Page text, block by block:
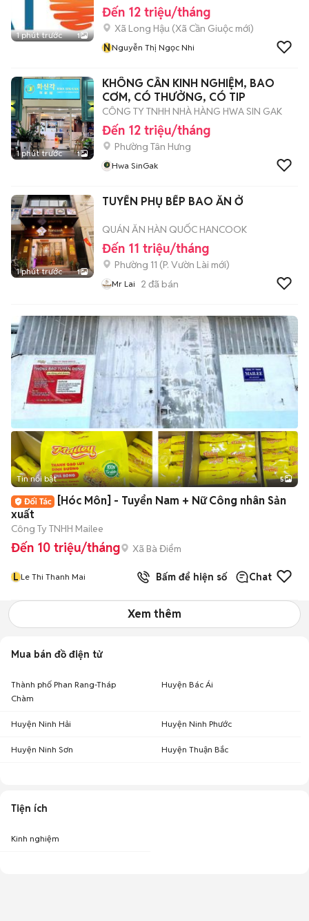
1 phút trước 1
Đến 12 triệu/tháng
Xã Long Hậu (Xã Cần Giuộc mới)
NNguyễn Thị Ngọc Nhi
1 phút trước 1
KHÔNG CẦN KINH NGHIỆM, BAO
CƠM, CÓ THƯỞNG, CÓ TIP
CÔNG TY TNHH NHÀ HÀNG HWA SIN GAK
Đến 12 triệu/tháng
Phường Tân Hưng
Hwa SinGak
1 phút trước 1
TUYỂN PHỤ BẾP BAO ĂN Ở
QUÁN ĂN HÀN QUỐC HANCOOK
Đến 11 triệu/tháng
Phường 11 (P. Vườn Lài mới)
Mr Lai 2 đã bán
Tin nổi bật 5
[Hóc Môn] - Tuyển Nam + Nữ Công nhân Sản
xuất
Công Ty TNHH Mailee
Đến 10 triệu/tháng Xã Bà Điểm
L Le Thi Thanh Mai Bấm để hiện số Chat
Xem thêm
Mua bán đồ điện tử
Thành phố Phan Rang-Tháp
Chàm
Huyện Bác Ái
Huyện Ninh Hải Huyện Ninh Phước
Huyện Ninh Sơn Huyện Thuận Bắc
Tiện ích
Kinh nghiệm